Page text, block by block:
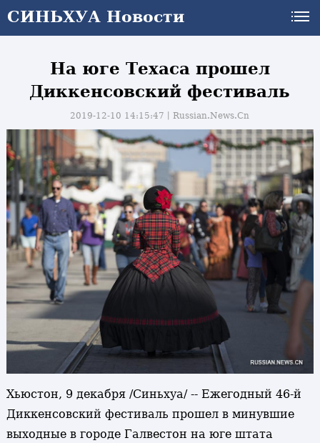
СИНЬХУА Новости
На юге Техаса прошел
Диккенсовский фестиваль
2019-12-10 14:15:47丨Russian.News.Cn
Хьюстон, 9 декабря /Синьхуа/ -- Ежегодный 46-й
Диккенсовский фестиваль прошел в минувшие
выходные в городе Галвестон на юге штата